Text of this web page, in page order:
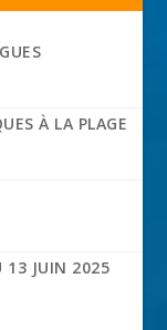
À LA PLAGE
13 JUIN 2025